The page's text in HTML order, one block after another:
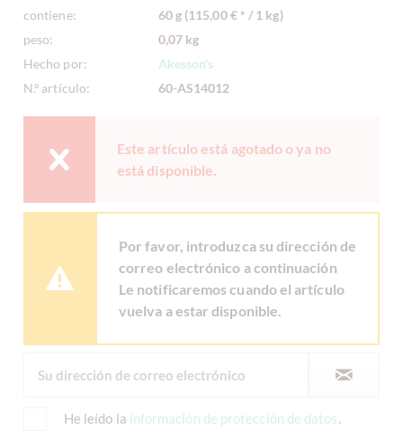
contiene:
60 g (115,00 € * / 1 kg)
peso:
0,07 kg
Hecho por:
Akesson's
N.º artículo:
60-AS14012
Este artículo está agotado o ya no
está disponible.
Por favor, introduzca su dirección de
correo electrónico a continuación
Le notificaremos cuando el artículo
vuelva a estar disponible.
He leído la información de protección de datos.